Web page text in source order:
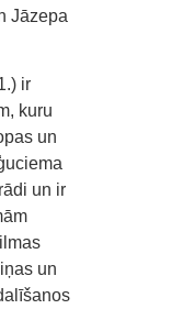
Jāzepa
ir
kuru
un
un ir
un